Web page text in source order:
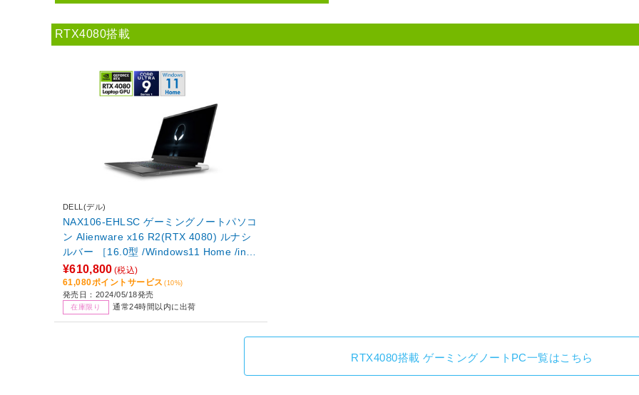
RTX4080搭載
DELL(デル)
NAX106-EHLSC ゲーミングノートパソコ
ン Alienware x16 R2(RTX 4080) ルナシ
ルバー ［16.0型 /Windows11 Home /intel
Core Ultra 9 /メモリ：32GB /SSD：2TB
/日本語版キーボード /2024年5月モデル］
¥610,800 (税込)
61,080ポイントサービス (10%)
発売日：2024/05/18発売
在庫限り 通常24時間以内に出荷
RTX4080搭載 ゲーミングノートPC一覧はこちら